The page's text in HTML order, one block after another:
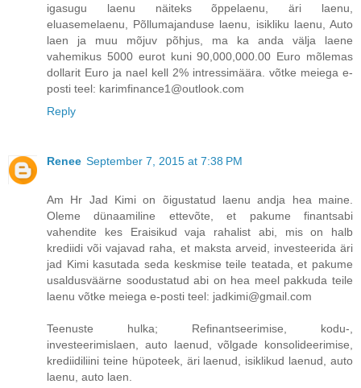
igasugu laenu näiteks õppelaenu, äri laenu,
eluasemelaenu, Põllumajanduse laenu, isikliku laenu, Auto
laen ja muu mõjuv põhjus, ma ka anda välja laene
vahemikus 5000 eurot kuni 90,000,000.00 Euro mõlemas
dollarit Euro ja nael kell 2% intressimäära. võtke meiega e-
posti teel: karimfinance1@outlook.com
Reply
Renee September 7, 2015 at 7:38 PM
Am Hr Jad Kimi on õigustatud laenu andja hea maine.
Oleme dünaamiline ettevõte, et pakume finantsabi
vahendite kes Eraisikud vaja rahalist abi, mis on halb
krediidi või vajavad raha, et maksta arveid, investeerida äri
jad Kimi kasutada seda keskmise teile teatada, et pakume
usaldusväärne soodustatud abi on hea meel pakkuda teile
laenu võtke meiega e-posti teel: jadkimi@gmail.com
Teenuste hulka; Refinantseerimise, kodu-,
investeerimislaen, auto laenud, võlgade konsolideerimise,
krediidiliini teine ​​hüpoteek, äri laenud, isiklikud laenud, auto
laenu, auto laen.